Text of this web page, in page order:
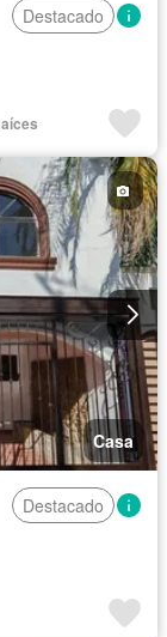
Destacado
Casa
Destacado